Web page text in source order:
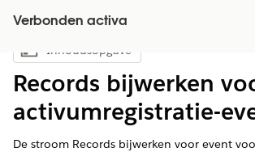
Verbonden activa
Inhoudsopgave weergeven
Inhoudsopgave
Records bijwerken
activumregistratie-
De stroom Records bijwerken voor event